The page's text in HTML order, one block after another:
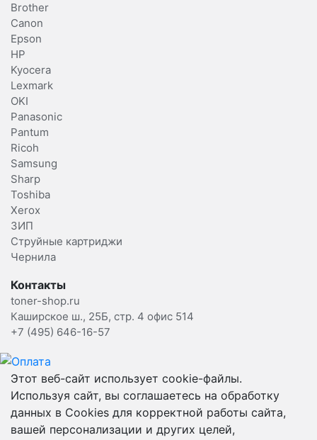
Brother
Canon
Epson
HP
Kyocera
Lexmark
OKI
Panasonic
Pantum
Ricoh
Samsung
Sharp
Toshiba
Xerox
ЗИП
Струйные картриджи
Чернила
Контакты
toner-shop.ru
Каширское ш., 25Б, стр. 4 офис 514
+7 (495) 646-16-57
Этот веб-сайт использует cookie-файлы.
Используя сайт, вы соглашаетесь на обработку
данных в Cookies для корректной работы сайта,
вашей персонализации и других целей,